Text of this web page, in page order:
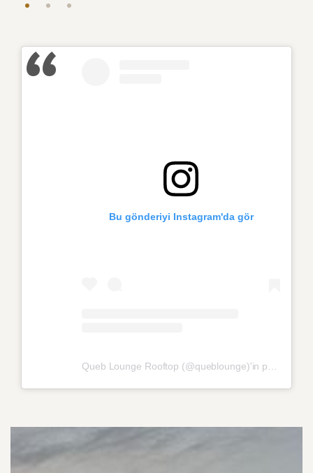
Bu gönderiyi Instagram'da gör
Queb Lounge Rooftop (@queblounge)'in paylaştığı